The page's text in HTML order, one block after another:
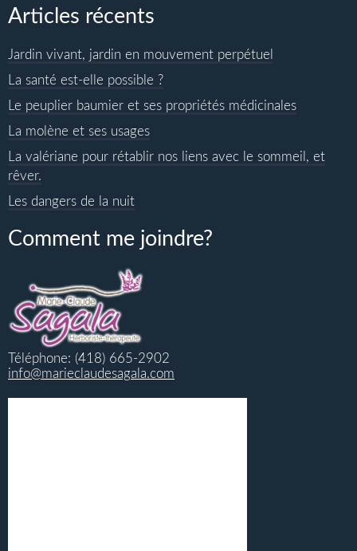
Articles récents
Jardin vivant, jardin en mouvement perpétuel
La santé est-elle possible ?
Le peuplier baumier et ses propriétés médicinales
La molène et ses usages
La valériane pour rétablir nos liens avec le sommeil, et
rêver.
Les dangers de la nuit
Comment me joindre?
Téléphone: (418) 665-2902
info@marieclaudesagala.com